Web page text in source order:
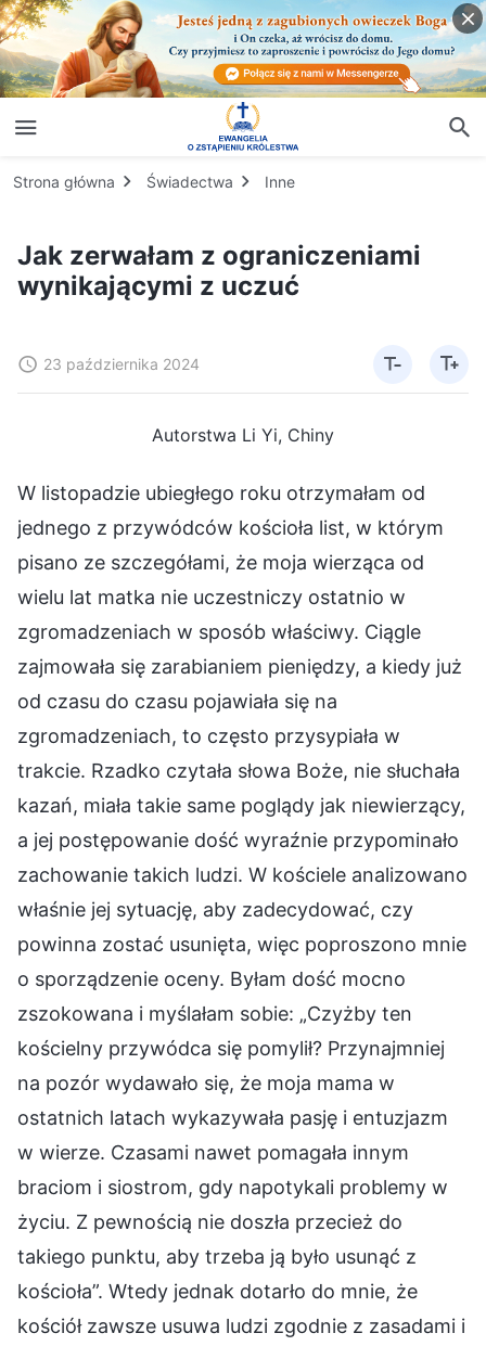
Strona główna Świadectwa Inne
Jak zerwałam z ograniczeniami
wynikającymi z uczuć
23 października 2024
Autorstwa Li Yi, Chiny
W listopadzie ubiegłego roku otrzymałam od
jednego z przywódców kościoła list, w którym
pisano ze szczegółami, że moja wierząca od
wielu lat matka nie uczestniczy ostatnio w
zgromadzeniach w sposób właściwy. Ciągle
zajmowała się zarabianiem pieniędzy, a kiedy już
od czasu do czasu pojawiała się na
zgromadzeniach, to często przysypiała w
trakcie. Rzadko czytała słowa Boże, nie słuchała
kazań, miała takie same poglądy jak niewierzący,
a jej postępowanie dość wyraźnie przypominało
zachowanie takich ludzi. W kościele analizowano
właśnie jej sytuację, aby zadecydować, czy
powinna zostać usunięta, więc poproszono mnie
o sporządzenie oceny. Byłam dość mocno
zszokowana i myślałam sobie: „Czyżby ten
kościelny przywódca się pomylił? Przynajmniej
na pozór wydawało się, że moja mama w
ostatnich latach wykazywała pasję i entuzjazm
w wierze. Czasami nawet pomagała innym
braciom i siostrom, gdy napotykali problemy w
życiu. Z pewnością nie doszła przecież do
takiego punktu, aby trzeba ją było usunąć z
kościoła”. Wtedy jednak dotarło do mnie, że
kościół zawsze usuwa ludzi zgodnie z zasadami i